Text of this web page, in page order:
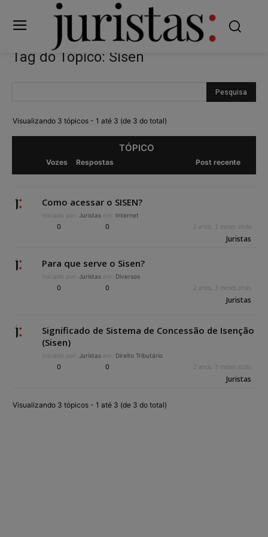
Tag do Tópico: Sisen
Visualizando 3 tópicos - 1 até 3 (de 3 do total)
TÓPICO
Vozes Respostas Post recente
Como acessar o SISEN?
Iniciado por: Juristas em: Internet
0 0 2 anos, 3 meses atrás
Juristas
Para que serve o Sisen?
Iniciado por: Juristas em: Diversos
0 0 2 anos, 3 meses atrás
Juristas
Significado de Sistema de Concessão de Isenção
(Sisen)
Iniciado por: Juristas em: Direito Tributário
0 0 2 anos, 3 meses atrás
Juristas
Visualizando 3 tópicos - 1 até 3 (de 3 do total)